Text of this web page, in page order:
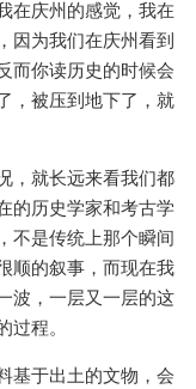
在庆州的感觉，我在
因为我们在庆州看到
而你读历史的时候会
，被压到地下了，就
，就长远来看我们都
的历史学家和考古学
不是传统上那个瞬间
顺的叙事，而现在我
波，一层又一层的这
程。
基于出土的文物，会